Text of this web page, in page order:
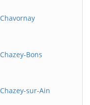
Bons
sur-Ain